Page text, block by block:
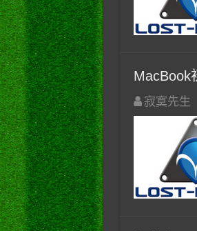
MacBook
寂寞先生